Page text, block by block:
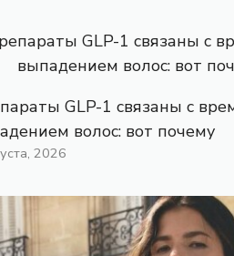
GLP-1 связаны с
волос: вот почему
2026